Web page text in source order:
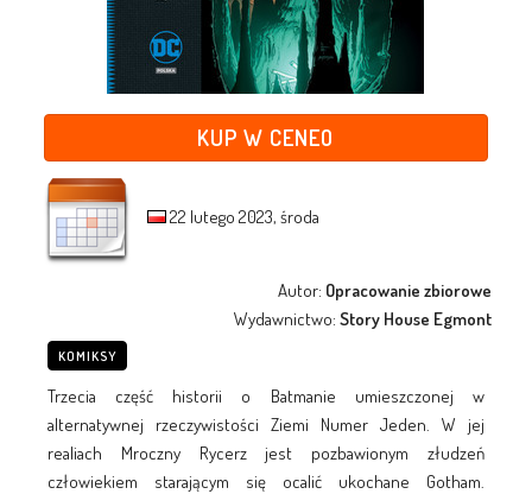
KUP W CENEO
22 lutego 2023, środa
Autor: Opracowanie zbiorowe
Wydawnictwo:Story House Egmont
KOMIKSY
Trzecia część historii o Batmanie umieszczonej w
alternatywnej rzeczywistości Ziemi Numer Jeden. W jej
realiach Mroczny Rycerz jest pozbawionym złudzeń
człowiekiem starającym się ocalić ukochane Gotham.